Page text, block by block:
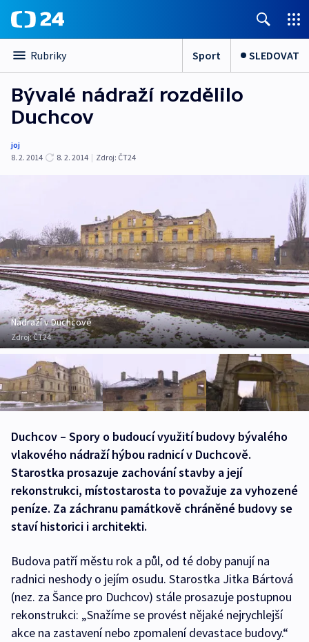
Rubriky Sport SLEDOVAT
Bývalé nádraží rozdělilo
Duchcov
joj
8. 2. 2014
8. 2. 2014 | Zdroj: ČT24
Nádraží v Duchcově
Zdroj:ČT24
Duchcov – Spory o budoucí využití budovy bývalého
vlakového nádraží hýbou radnicí v Duchcově.
Starostka prosazuje zachování stavby a její
rekonstrukci, místostarosta to považuje za vyhozené
peníze. Za záchranu památkově chráněné budovy se
staví historici i architekti.
Budova patří městu rok a půl, od té doby panují na
radnici neshody o jejím osudu. Starostka Jitka Bártová
(nez. za Šance pro Duchcov) stále prosazuje postupnou
rekonstrukci: „Snažíme se provést nějaké nejrychlejší
akce na zastavení nebo zpomalení devastace budovy.“